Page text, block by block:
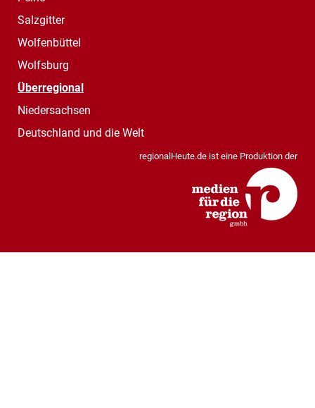
Salzgitter
Wolfenbüttel
Wolfsburg
Überregional
Niedersachsen
Deutschland und die Welt
regionalHeute.de ist eine Produktion der